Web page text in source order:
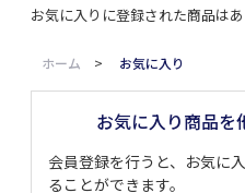
お気に入りに登録された商品はあ
ホーム > お気に入り
お気に入り商品を
会員登録を行うと、お気に
ることができます。